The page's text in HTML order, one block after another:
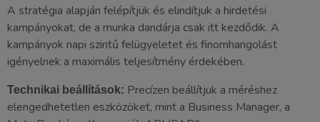
A stratégia alapján felépítjük és elindítjuk a hirdetési
kampányokat, de a munka dandárja csak itt kezdődik. A
kampányok napi szintű felügyeletet és finomhangolást
igényelnek a maximális teljesítmény érdekében.
Technikai beállítások: Precízen beállítjuk a méréshez
elengedhetetlen eszközöket, mint a Business Manager, a